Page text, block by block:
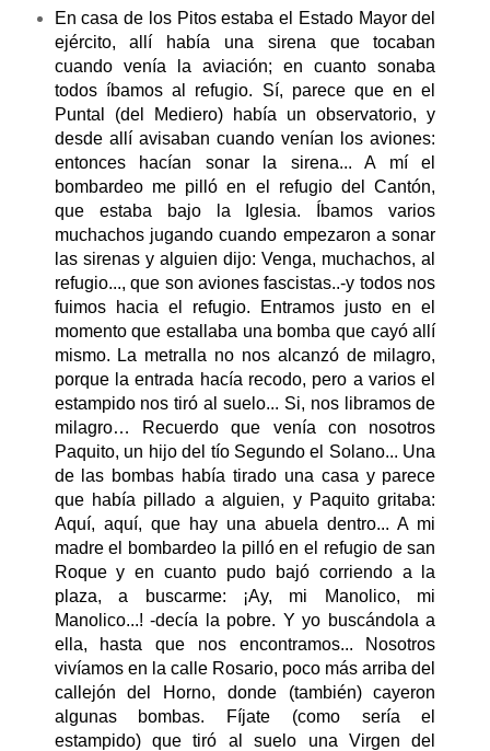
En casa de los Pitos estaba el Estado Mayor del
ejército, allí había una sirena que tocaban
cuando venía la aviación; en cuanto sonaba
todos íbamos al refugio. Sí, parece que en el
Puntal (del Mediero) había un observatorio, y
desde allí avisaban cuando venían los aviones:
entonces hacían sonar la sirena... A mí el
bombardeo me pilló en el refugio del Cantón,
que estaba bajo la Iglesia. Íbamos varios
muchachos jugando cuando empezaron a sonar
las sirenas y alguien dijo: Venga, muchachos, al
refugio..., que son aviones fascistas..-y todos nos
fuimos hacia el refugio. Entramos justo en el
momento que estallaba una bomba que cayó allí
mismo. La metralla no nos alcanzó de milagro,
porque la entrada hacía recodo, pero a varios el
estampido nos tiró al suelo... Si, nos libramos de
milagro… Recuerdo que venía con nosotros
Paquito, un hijo del tío Segundo el Solano... Una
de las bombas había tirado una casa y parece
que había pillado a alguien, y Paquito gritaba:
Aquí, aquí, que hay una abuela dentro... A mi
madre el bombardeo la pilló en el refugio de san
Roque y en cuanto pudo bajó corriendo a la
plaza, a buscarme: ¡Ay, mi Manolico, mi
Manolico...! -decía la pobre. Y yo buscándola a
ella, hasta que nos encontramos... Nosotros
vivíamos en la calle Rosario, poco más arriba del
callejón del Horno, donde (también) cayeron
algunas bombas. Fíjate (como sería el
estampido) que tiró al suelo una Virgen del